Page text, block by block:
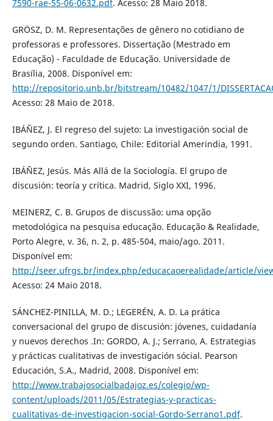
7590-rae-55-06-0632.pdf. Acesso: 28 Maio 2018.
GRÖSZ, D. M. Representações de gênero no cotidiano de
professoras e professores. Dissertação (Mestrado em
Educação) - Faculdade de Educação. Universidade de
Brasília, 2008. Disponível em:
http://repositorio.unb.br/bitstream/10482/1047/1/
Acesso: 28 Maio de 2018.
IBÁÑEZ, J. El regreso del sujeto: La investigación social de
segundo orden. Santiago, Chile: Editorial Amerindia, 1991.
IBÁÑEZ, Jesús. Más Allá de la Sociología. El grupo de
discusión: teoría y crítica. Madrid, Siglo XXI, 1996.
MEINERZ, C. B. Grupos de discussão: uma opção
metodológica na pesquisa educação. Educação & Realidade,
Porto Alegre, v. 36, n. 2, p. 485-504, maio/ago. 2011.
Disponível em:
http://seer.ufrgs.br/index.php/educacaoerealidade/article/
Acesso: 24 Maio 2018.
SÁNCHEZ-PINILLA, M. D.; LEGERÉN, A. D. La prática
conversacional del grupo de discusión: jóvenes, cuidadanía
y nuevos derechos .In: GORDO, A. J.; Serrano, A. Estrategias
y prácticas cualitativas de investigación sócial. Pearson
Educación, S.A., Madrid, 2008. Disponível em:
http://www.trabajosocialbadajoz.es/colegio/wp-
content/uploads/2011/05/Estrategias-y-practicas-
cualitativas-de-investigacion-social-Gordo-Serrano1.pdf.